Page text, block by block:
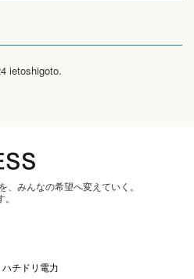
ietoshigoto.
、みんなの希望へ変えていく。
ハチドリ電力